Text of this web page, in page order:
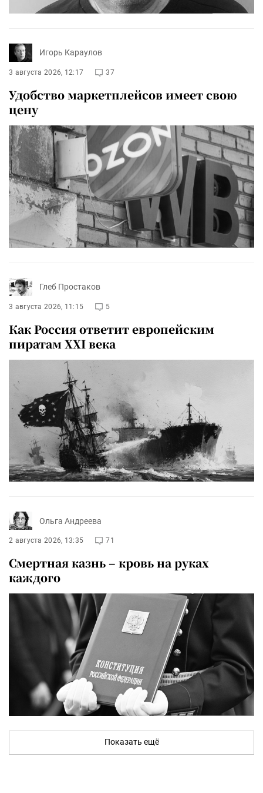
Игорь Караулов
3 августа 2026, 12:17 37
Удобство маркетплейсов имеет свою
цену
Глеб Простаков
3 августа 2026, 11:15 5
Как Россия ответит европейским
пиратам XXI века
Ольга Андреева
2 августа 2026, 13:35 71
Смертная казнь – кровь на руках
каждого
Показать ещё